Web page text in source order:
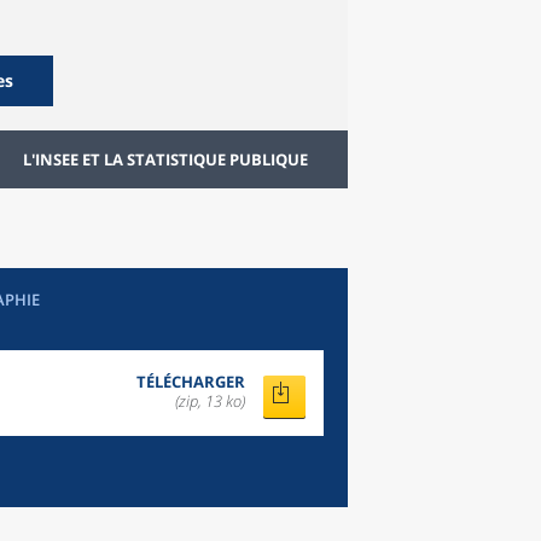
L'INSEE ET LA STATISTIQUE PUBLIQUE
TÉLÉCHARGER
(zip, 13 ko)